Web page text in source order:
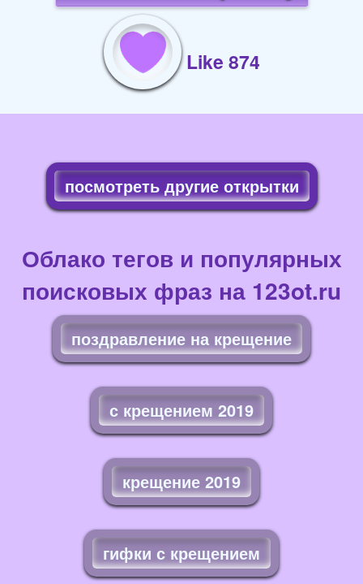
Like 874
посмотреть другие открытки
Облако тегов и популярных
поисковых фраз на 123ot.ru
поздравление на крещение
с крещением 2019
крещение 2019
гифки с крещением